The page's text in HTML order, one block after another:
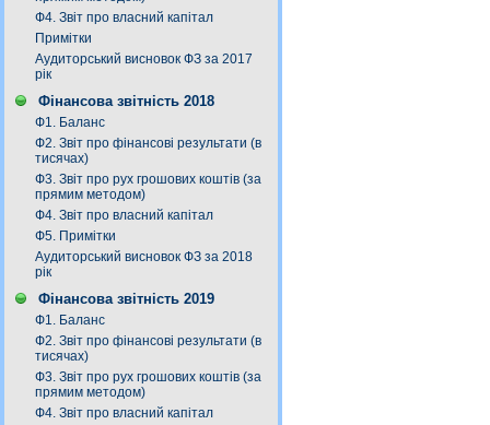
Ф4. Звіт про власний капітал
Примітки
Аудиторський висновок ФЗ за 2017
рік
Фінансова звітність 2018
Ф1. Баланс
Ф2. Звіт про фінансові результати (в
тисячах)
Ф3. Звiт про рух грошових коштiв (за
прямим методом)
Ф4. Звіт про власний капітал
Ф5. Примітки
Аудиторський висновок ФЗ за 2018
рік
Фінансова звітність 2019
Ф1. Баланс
Ф2. Звіт про фінансові результати (в
тисячах)
Ф3. Звiт про рух грошових коштiв (за
прямим методом)
Ф4. Звіт про власний капітал